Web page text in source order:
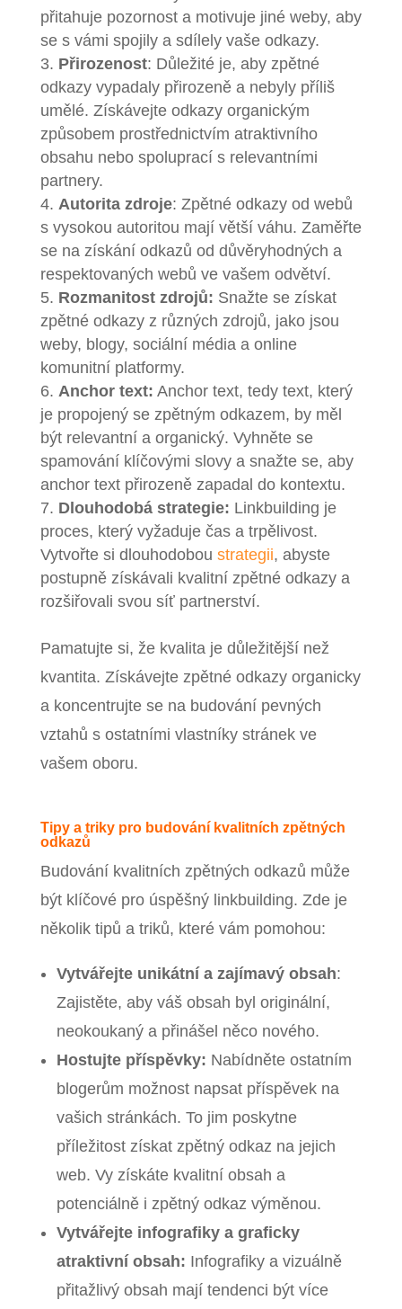
přitahuje pozornost a motivuje jiné weby, aby
se s vámi spojily a sdílely vaše odkazy.
Přirozenost: Důležité je, aby zpětné
odkazy vypadaly přirozeně a nebyly příliš
umělé. Získávejte odkazy organickým
způsobem prostřednictvím atraktivního
obsahu nebo spoluprací s relevantními
partnery.
Autorita zdroje: Zpětné odkazy od webů
s vysokou autoritou mají větší váhu. Zaměřte
se na získání odkazů od důvěryhodných a
respektovaných webů ve vašem odvětví.
Rozmanitost zdrojů: Snažte se získat
zpětné odkazy z různých zdrojů, jako jsou
weby, blogy, sociální média a online
komunitní platformy.
Anchor text: Anchor text, tedy text, který
je propojený se zpětným odkazem, by měl
být relevantní a organický. Vyhněte se
spamování klíčovými slovy a snažte se, aby
anchor text přirozeně zapadal do kontextu.
Dlouhodobá strategie: Linkbuilding je
proces, který vyžaduje čas a trpělivost.
Vytvořte si dlouhodobou strategii, abyste
postupně získávali kvalitní zpětné odkazy a
rozšiřovali svou síť partnerství.
Pamatujte si, že kvalita je důležitější než
kvantita. Získávejte zpětné odkazy organicky
a koncentrujte se na budování pevných
vztahů s ostatními vlastníky stránek ve
vašem oboru.
Tipy a triky pro budování kvalitních zpětných
odkazů
Budování kvalitních zpětných odkazů může
být klíčové pro úspěšný linkbuilding. Zde je
několik tipů a triků, které vám pomohou:
Vytvářejte unikátní a zajímavý obsah:
Zajistěte, aby váš obsah byl originální,
neokoukaný a přinášel něco nového.
Hostujte příspěvky: Nabídněte ostatním
blogerům možnost napsat příspěvek na
vašich stránkách. To jim poskytne
příležitost získat zpětný odkaz na jejich
web. Vy získáte kvalitní obsah a
potenciálně i zpětný odkaz výměnou.
Vytvářejte infografiky a graficky
atraktivní obsah: Infografiky a vizuálně
přitažlivý obsah mají tendenci být více